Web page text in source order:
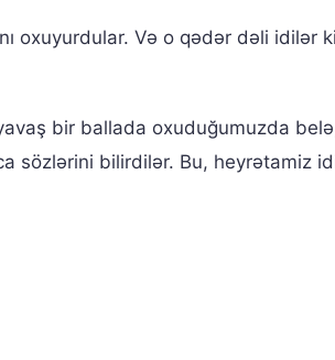
oxuyurdular. Və o qədər dəli idilər
bir ballada oxuduğumuzda
sözlərini bilirdilər. Bu, heyrətamiz